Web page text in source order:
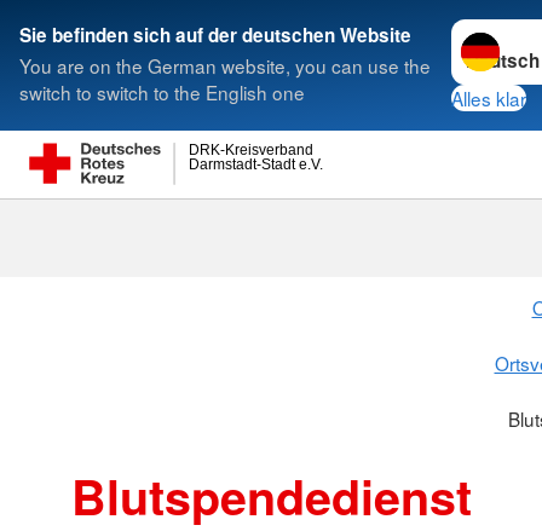
Sie befinden sich auf der deutschen Website
You are on the German website, you can use the
switch to switch to the English one
Sprache
Alles klar
Darmstadt-Stadt e.V.
DRK-Kreisverband
Suche
Blutspendedienst